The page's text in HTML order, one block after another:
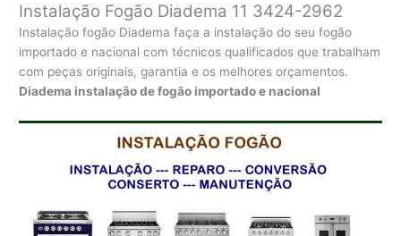
Instalação Fogão Diadema 11 3424-2962
Instalação fogão Diadema faça a instalação do seu fogão
importado e nacional com técnicos qualificados que trabalham
com peças originais, garantia e os melhores orçamentos.
Diadema instalação de fogão importado e nacional